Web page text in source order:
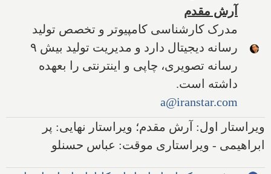
آرش مقدم
مدرک کارشناسی کامپیوتر و تخصص تولید
رسانه دیجیتال دارد و مدیریت تولید بیش ۹
رسانه تصویری، چاپی و اینترنتی را بعهده
داشته است.
a@iranstar.com
ویراستار اول: آرش مقدم؛ ویراستار نهایی: پر
ابراهیمی - ویراستاری موقت: عباس حسنلو